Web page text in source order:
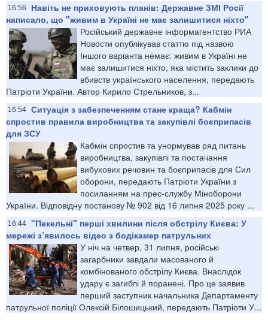
16:56
Навіть не приховують планів: Державне ЗМІ Росії
написало, що "живим в Україні не має залишитися ніхто"
Російський державне інформагентство РИА
Новости опублікував статтю під назвою
Іншого варіанта немає: живим в Україні не
має залишитися ніхто, яка містить заклики до
вбивств українського населення, передають
Патріоти України. Автор Кирило Стрельников, з...
16:54 Ситуація з забезпеченням стане краща? Кабмін
спростив правила виробництва та закупівлі боєприпасів
для ЗСУ
Кабмін спростив та унормував ряд питань
виробництва, закупівлі та постачання
вибухових речовин та боєприпасів для Сил
оборони, передають Патріоти України з
посиланням на прес-службу Міноборони
України. Відповідну постанову № 902 від 16 липня 2025 року ...
16:44 "Пекельні" перші хвилини після обстрілу Києва: У
мережі з’явилось відео з бодікамер патрульних
У ніч на четвер, 31 липня, російські
загарбники завдали масованого й
комбінованого обстрілу Києва. Внаслідок
удару є загиблі й поранені. Про це заявив
перший заступник начальника Департаменту
патрульної поліції Олексій Білошицький, передають Патріоти У...